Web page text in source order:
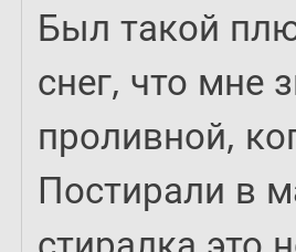
Был такой
снег, что мне
проливной,
Постирали в